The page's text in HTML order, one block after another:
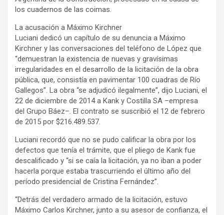
los cuadernos de las coimas.
La acusación a Máximo Kirchner
Luciani dedicó un capítulo de su denuncia a Máximo
Kirchner y las conversaciones del teléfono de López que
“demuestran la existencia de nuevas y gravísimas
irregularidades en el desarrollo de la licitación de la obra
pública, que, consistía en pavimentar 100 cuadras de Río
Gallegos”. La obra “se adjudicó ilegalmente”, dijo Luciani, el
22 de diciembre de 2014 a Kank y Costilla SA –empresa
del Grupo Báez–. El contrato se suscribió el 12 de febrero
de 2015 por $216.489.537.
Luciani recordó que no se pudo calificar la obra por los
defectos que tenía el trámite, que el pliego de Kank fue
descalificado y “si se caía la licitación, ya no iban a poder
hacerla porque estaba trascurriendo el último año del
período presidencial de Cristina Fernández”.
“Detrás del verdadero armado de la licitación, estuvo
Máximo Carlos Kirchner, junto a su asesor de confianza, el